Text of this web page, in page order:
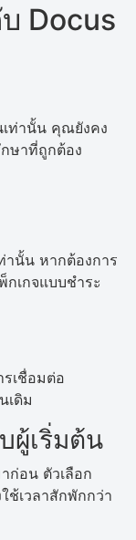
Docus
เท่านั้น คุณยังคง
ษาที่ถูกต้อง
านั้น หากต้องการ
เกจแบบชำระ
เชื่อมต่อ
เดิม
ผู้เริ่มต้น
ก่อน ตัวเลือก
ช้เวลาสักพักกว่า